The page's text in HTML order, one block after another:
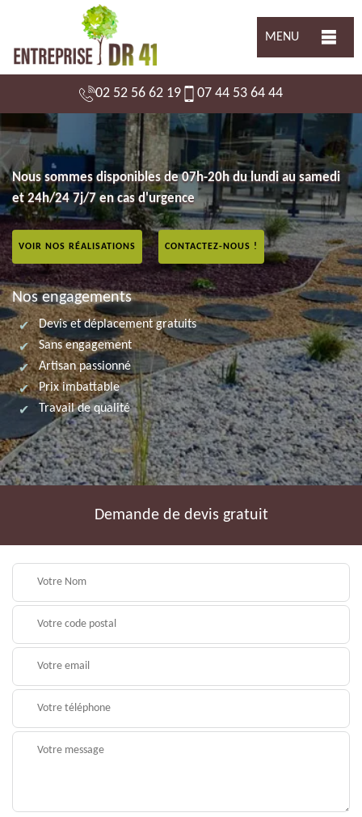
MENU
02 52 56 62 19 07 44 53 64 44
Nous sommes disponibles de 07h-20h du lundi au samedi
et 24h/24 7j/7 en cas d'urgence
VOIR NOS RÉALISATIONS CONTACTEZ-NOUS !
Nos engagements
Devis et déplacement gratuits
Sans engagement
Artisan passionné
Prix imbattable
Travail de qualité
Demande de devis gratuit